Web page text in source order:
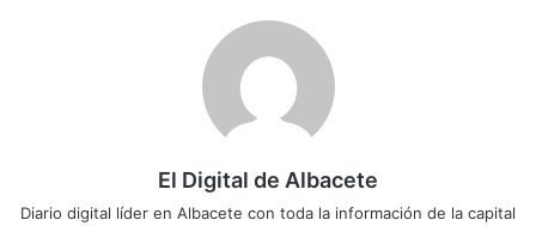
El Digital de Albacete
Diario digital líder en Albacete con toda la información de la capital